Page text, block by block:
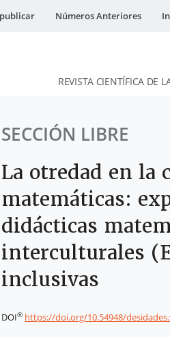
Números Anteriores
REVISTA CIENTÍFICA DE
SECCIÓN LIBRE
La otredad en la
matemáticas:
didácticas
interculturales
inclusivas
DOI® https://doi.org/10.54948/